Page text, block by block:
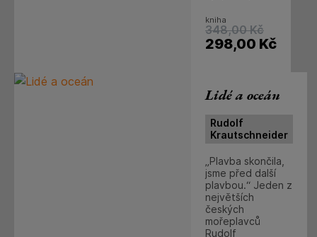
kniha
348,00 Kč
298,00 Kč
Lidé a oceán
Rudolf
Krautschneider
„Plavba skončila,
jsme před další
plavbou.“ Jeden z
největších
českých
mořeplavců
Rudolf